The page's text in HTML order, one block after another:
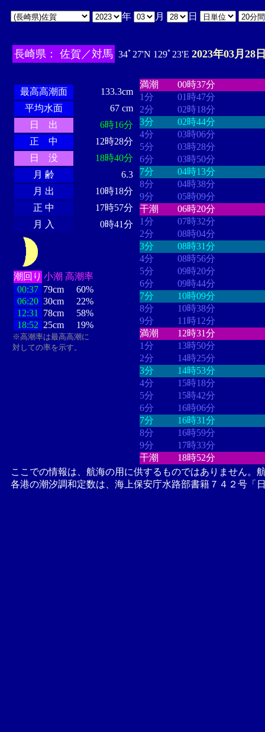
年 月 日
長崎県： 佐賀／対馬 34ﾟ27'N 129ﾟ23'E 2023年03月28
最高高潮面
133.3cm
平均水面
67 cm
日 出
6時16分
正 中
12時28分
日 没
18時40分
月 齢
6.3
月 出
10時18分
正 中
17時57分
月 入
0時41分
潮回り 小潮 高潮率
00:37 79cm
60%
06:20 30cm
22%
12:31
78cm
58%
18:52 25cm 19%
※高潮率は最高高潮に
対しての率を示す。
満潮
00時37分
1分
01時47分
2分
02時18分
3分
02時44分
4分
03時06分
5分
03時28分
6分
03時50分
7分
04時13分
8分
04時38分
9分
05時09分
干潮
06時20分
1分
07時32分
2分
08時04分
3分
08時31分
4分
08時56分
5分
09時20分
6分
09時44分
7分
10時09分
8分
10時38分
9分
11時12分
満潮
12時31分
1分
13時50分
2分
14時25分
3分
14時53分
4分
15時18分
5分
15時42分
6分
16時06分
7分
16時31分
8分
16時59分
9分
17時33分
干潮
18時52分
ここでの情報は、航海の用に供するものではありません。
各港の潮汐調和定数は、海上保安庁水路部書籍７４２号「